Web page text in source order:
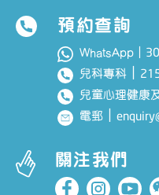
預約查詢
WhatsApp｜
兒科專科
兒童心理健康
電郵 ｜
關注我們